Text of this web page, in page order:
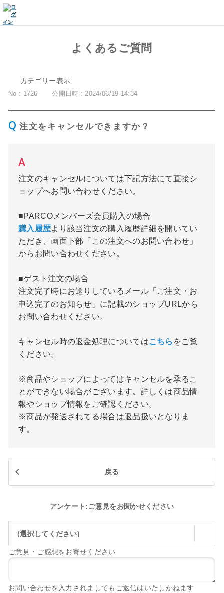
よくあるご質問
カテゴリー表示
No : 1726 公開日時 : 2024/06/19 14:34
注文をキャンセルできますか？
注文のキャンセルについては下記方法にて直接シ
ョップへお問い合わせください。
■PARCOメンバーズ会員購入の場合
購入履歴より該当注文の購入履歴詳細を開いてい
ただき、画面下部「この注文へのお問い合わせ」
からお問い合わせください。
■ゲスト注文の場合
注文完了時にお送りしているメール「ご注文・お
申込完了のお知らせ」に記載のショップURLから
お問い合わせください。
キャンセル時の返金処理についてはこちら をご覧
ください。
※商品やショップによってはキャンセルを承るこ
とができない場合がございます。詳しくは商品情
報やショップ情報をご確認ください。
※商品が発送されてる場合は返品扱いとなりま
す。
戻る
アンケート:ご意見をお聞かせください
(選択してください)
ご意見・ご感想をお寄せください
お問い合わせを入力されましてもご返信はいたしかねます